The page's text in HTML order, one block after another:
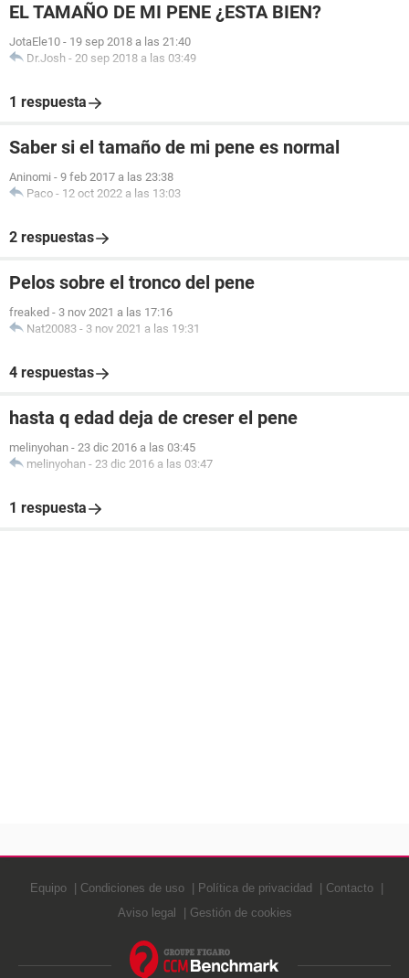
EL TAMAÑO DE MI PENE ¿ESTA BIEN?
JotaEle10 - 19 sep 2018 a las 21:40
Dr.Josh - 20 sep 2018 a las 03:49
1 respuesta
Saber si el tamaño de mi pene es normal
Aninomi - 9 feb 2017 a las 23:38
Paco - 12 oct 2022 a las 13:03
2 respuestas
Pelos sobre el tronco del pene
freaked - 3 nov 2021 a las 17:16
Nat20083 - 3 nov 2021 a las 19:31
4 respuestas
hasta q edad deja de creser el pene
melinyohan - 23 dic 2016 a las 03:45
melinyohan - 23 dic 2016 a las 03:47
1 respuesta
Equipo Condiciones de uso Política de privacidad
Contacto
Aviso legal
Gestión de cookies